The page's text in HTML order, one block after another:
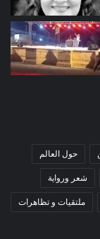
حول العالم
شعر ورواية
ملتقيات و تظاهرات